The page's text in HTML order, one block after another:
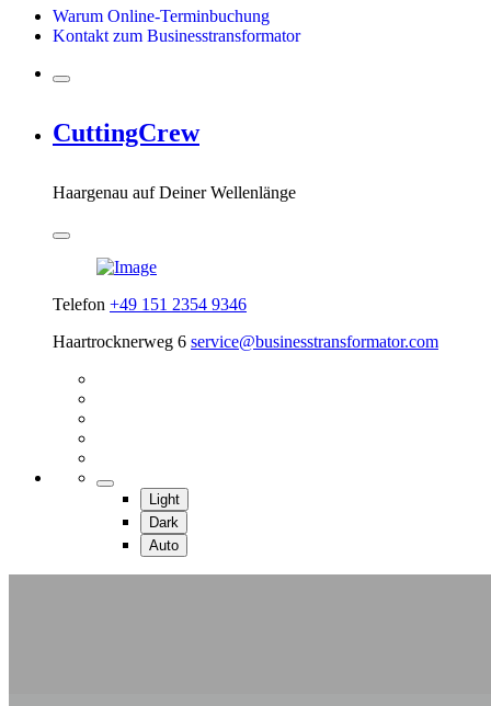
Warum Online-Terminbuchung
Kontakt zum Businesstransformator
CuttingCrew
Haargenau auf Deiner Wellenlänge
Telefon +49 151 2354 9346
Haartrocknerweg 6 service@businesstransformator.com
Light
Dark
Auto